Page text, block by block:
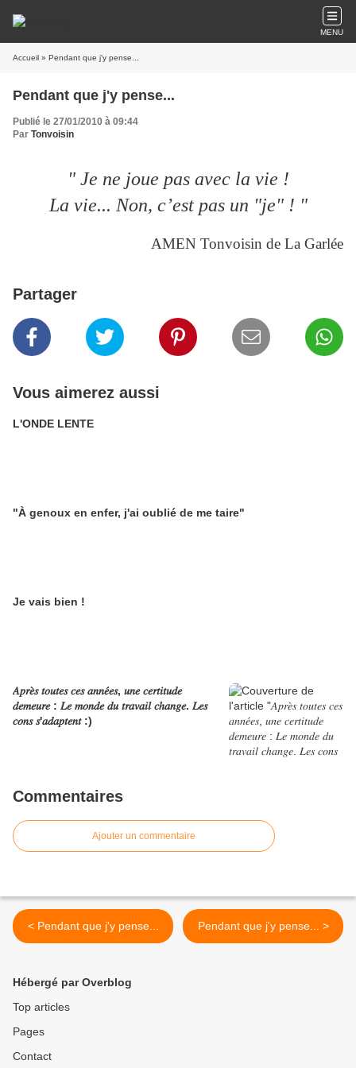
MENU
Accueil » Pendant que j'y pense...
Pendant que j'y pense...
Publié le 27/01/2010 à 09:44
Par Tonvoisin
" Je ne joue pas avec la vie !
La vie... Non, c’est pas un "je" ! "
AMEN Tonvoisin de La Garlée
Partager
Vous aimerez aussi
L'ONDE LENTE
"À genoux en enfer, j'ai oublié de me taire"
Je vais bien !
𝐴𝑝𝑟𝑒̀𝑠 𝑡𝑜𝑢𝑡𝑒𝑠 𝑐𝑒𝑠 𝑎𝑛𝑛𝑒́𝑒𝑠, 𝑢𝑛𝑒 𝑐𝑒𝑟𝑡𝑖𝑡𝑢𝑑𝑒
𝑑𝑒𝑚𝑒𝑢𝑟𝑒 : 𝐿𝑒 𝑚𝑜𝑛𝑑𝑒 𝑑𝑢 𝑡𝑟𝑎𝑣𝑎𝑖𝑙 𝑐ℎ𝑎𝑛𝑔𝑒. 𝐿𝑒𝑠
𝑐𝑜𝑛𝑠 𝑠'𝑎𝑑𝑎𝑝𝑡𝑒𝑛𝑡 :)
Commentaires
Ajouter un commentaire
< Pendant que j'y pense... Pendant que j'y pense... >
Hébergé par Overblog
Top articles
Pages
Contact